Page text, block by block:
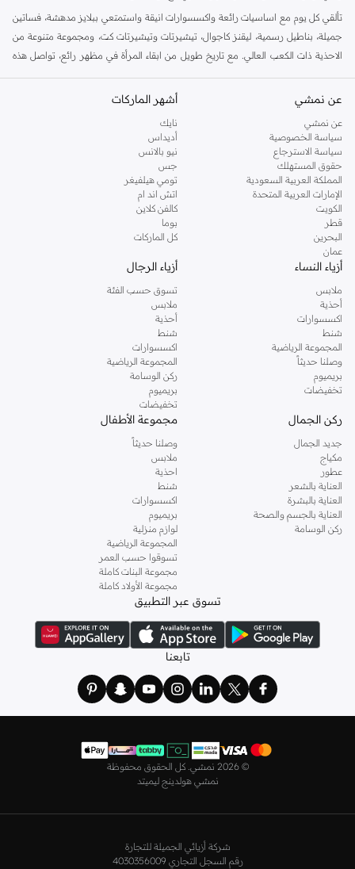
تألقي كل يوم مع اساسيات رائعة واكسسوارات انيقة واستمتعي ببلايز مدهشة، فساتين
جميلة، بناطيل رسمية، ليقنز كاجوال، تيشيرتات وتيشيرتات كت، ومجموعة متنوعة من
الاحذية ذات الكعب العالي. مع تاريخ طويل من ابقاء المرأة في مظهر رائع، تواصل هذه
كنت تقومين بتجديد خزانة ملابسك الملائمة للعمل، البحث عن فستان مثالي للحفلات او
اليه.
تسوقي دوروثي بيركنز اون لاين الرياض
تسوقي دوروثي بيركنز اون لاين من نمشي واستمتعي باكثر من الف ستايل من مجموعة
دوروثي بيركنز الشهيرة. تصفحي المجموعة كاملة في متجر دوروثي بيركنز اون لاين او
استخدمي القائمة لتحديد تجربة تسوق دوروثي بيركنز اون لاين. خدمة التوصيل السريعة
والدعم الاستثنائي يضمن لك تجربة تسوق ممتعة دائما مع نمشي.
عن نمشي
عن نمشي
سياسة الخصوصية
سياسة الاسترجاع
حقوق المستهلك
المملكة العربية السعودية
الإمارات العربية المتحدة
الكويت
قطر
البحرين
عمان
أشهر الماركات
نايك
أديداس
نيو بالانس
جس
تومي هيلفيغر
اتش اند ام
كالفن كلاين
بوما
كل الماركات
أزياء النساء
ملابس
أحذية
اكسسوارات
شنط
المجموعة الرياضية
وصلنا حديثاً
بريميوم
تخفيضات
أزياء الرجال
تسوق حسب الفئة
ملابس
أحذية
شنط
اكسسوارات
المجموعة الرياضية
ركن الوسامة
بريميوم
تخفيضات
ركن الجمال
جديد الجمال
مكياج
عطور
العناية بالشعر
العناية بالبشرة
العناية بالجسم والصحة
ركن الوسامة
مجموعة الأطفال
وصلنا حديثاً
ملابس
احذية
شنط
اكسسوارات
بريميوم
لوازم منزلية
المجموعة الرياضية
تسوقوا حسب العمر
مجموعة البنات كاملة
مجموعة الأولاد كاملة
تسوق عبر التطبيق
تابعنا
© 2026 نمشي. كل الحقوق محفوظة
نمشي هولدينج ليميتد
شركة أزيائي الجميلة للتجارة
رقم السجل التجاري 4030356009